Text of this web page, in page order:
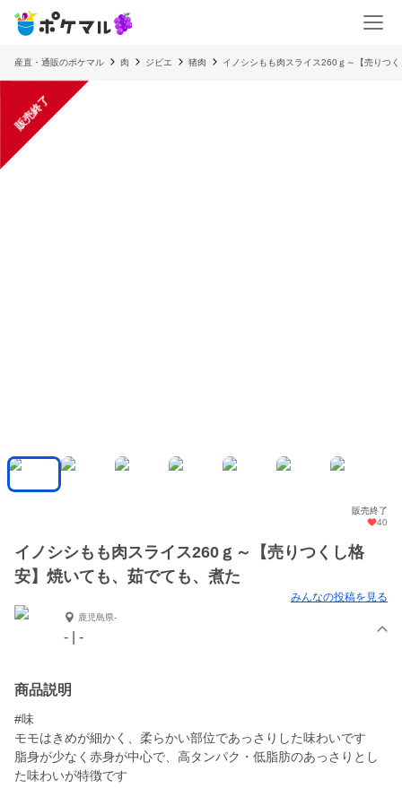
産直・通販のポケマル 肉 ジビエ 猪肉 イノシシもも肉スライス260ｇ～【売りつ
販売終了
販売終了
40
イノシシもも肉スライス260ｇ～【売りつくし格
安】焼いても、茹でても、煮た
みんなの投稿を見る
鹿児島県-
- | -
商品説明
#味
モモはきめが細かく、柔らかい部位であっさりした味わいです
脂身が少なく赤身が中心で、高タンパク・低脂肪のあっさりとし
た味わいが特徴です